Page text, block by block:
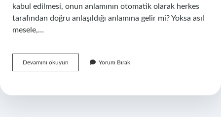
kabul edilmesi, onun anlamının otomatik olarak herkes
tarafından doğru anlaşıldığı anlamına gelir mi? Yoksa asıl
mesele,…
Devamını okuyun Kur’an’ın
anlamı
Yorum Bırak